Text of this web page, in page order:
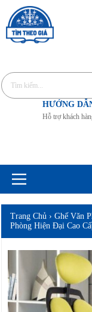
HƯỚNG
Hỗ trợ khách
Trang Chủ ›Ghế Văn
Phòng Hiện Đại Cao